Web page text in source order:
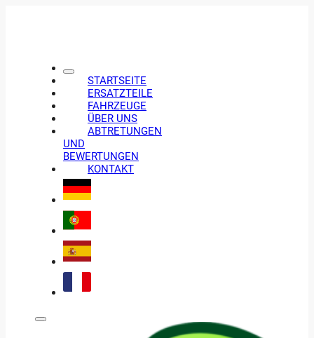
STARTSEITE
ERSATZTEILE
FAHRZEUGE
ÜBER UNS
ABTRETUNGEN
UND
BEWERTUNGEN
KONTAKT